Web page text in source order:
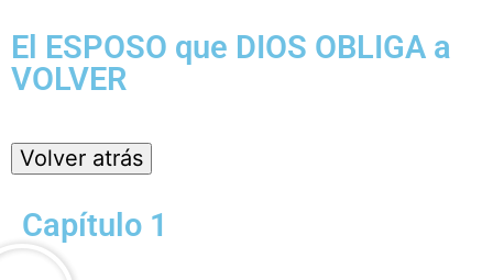
El ESPOSO que DIOS OBLIGA a
VOLVER
Capítulo 1